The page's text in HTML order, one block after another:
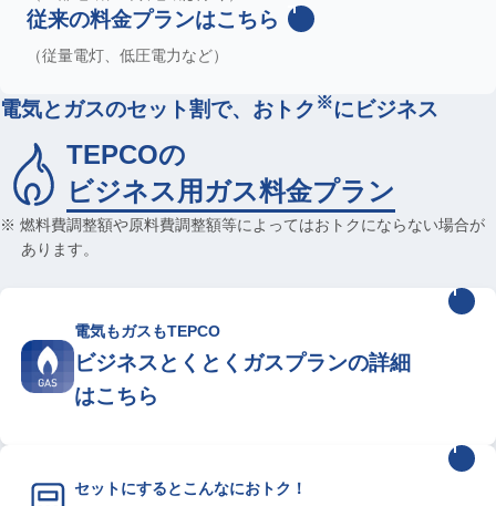
従来の料金プランはこちら
（従量電灯、低圧電力など）
電気とガスのセット割で、おトク ※にビジネス
TEPCOの
ビジネス用ガス料金プラン
※ 燃料費調整額や原料費調整額等によってはおトクにならない場合が
あります。
電気もガスもTEPCO
ビジネスとくとくガスプランの詳細
はこちら
セットにするとこんなにおトク！